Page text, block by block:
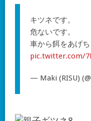
キツネです。
危ないです。
車から餌をあげ
pic.twitter.com/
— Maki (RISU)